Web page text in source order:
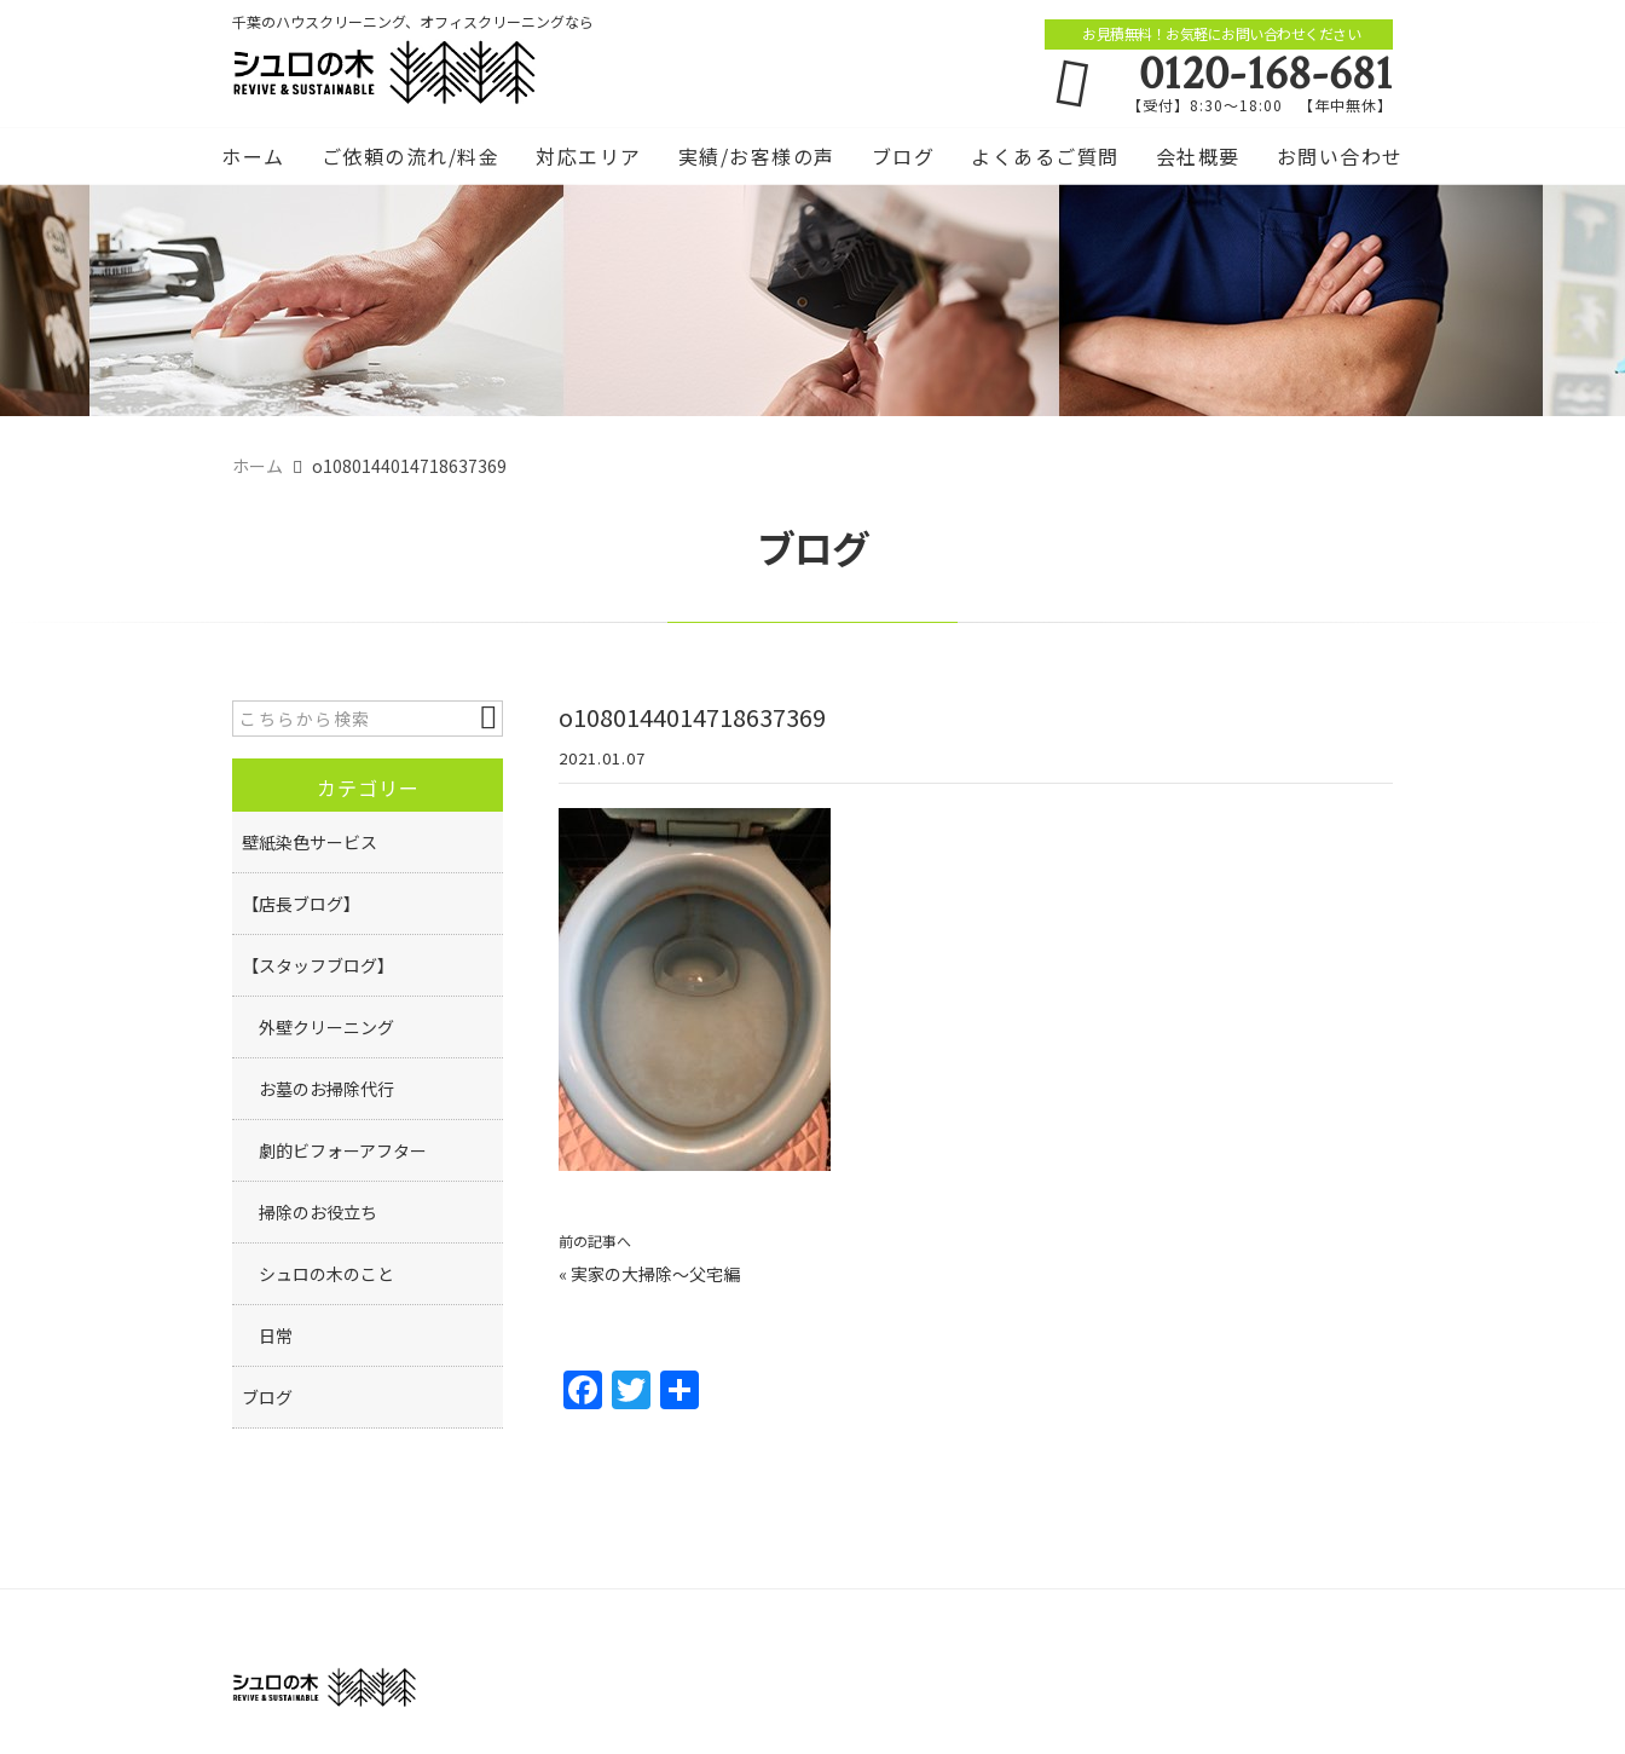
千葉のハウスクリーニング、オフィスクリーニングなら
お見積無料！お気軽にお問い合わせください
0120-168-681
【受付】8:30～18:00 【年中無休】
ホーム ご依頼の流れ/料金 対応エリア 実績/お客様の声 ブログ よくあるご質問 会社概要 お問い合わせ
ホーム o1080144014718637369
ブログ
o1080144014718637369
2021.01.07
前の記事へ
« 実家の大掃除〜父宅編
F T
カテゴリー
壁紙染色サービス
【店長ブログ】
【スタッフブログ】
外壁クリーニング
お墓のお掃除代行
劇的ビフォーアフター
掃除のお役立ち
シュロの木のこと
日常
ブログ